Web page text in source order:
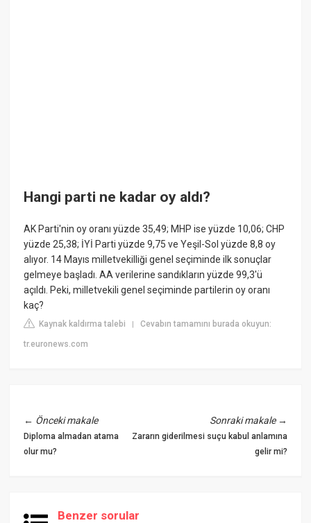
Hangi parti ne kadar oy aldı?
AK Parti'nin oy oranı yüzde 35,49; MHP ise yüzde 10,06; CHP
yüzde 25,38; İYİ Parti yüzde 9,75 ve Yeşil-Sol yüzde 8,8 oy
alıyor. 14 Mayıs milletvekilliği genel seçiminde ilk sonuçlar
gelmeye başladı. AA verilerine sandıkların yüzde 99,3'ü
açıldı. Peki, milletvekili genel seçiminde partilerin oy oranı
kaç?
Kaynak kaldırma talebi |Cevabın tamamını burada okuyun:
tr.euronews.com
← Önceki makale
Diploma almadan atama
olur mu?
Sonraki makale→
Zararın giderilmesi suçu kabul anlamına
gelir mi?
Benzer sorular